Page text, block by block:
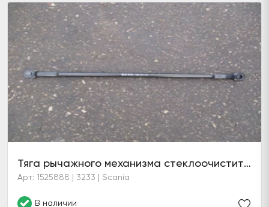
Тяга рычажного механизма стеклоочистителя
Арт: 1525888 | 3233 | Scania
В наличии